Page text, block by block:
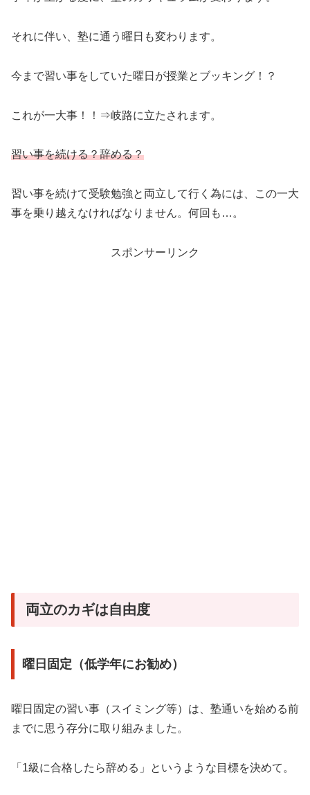
それに伴い、塾に通う曜日も変わります。
今まで習い事をしていた曜日が授業とブッキング！？
これが一大事！！⇒岐路に立たされます。
習い事を続ける？辞める？
習い事を続けて受験勉強と両立して行く為には、この一大
事を乗り越えなければなりません。何回も…。
スポンサーリンク
両立のカギは自由度
曜日固定（低学年にお勧め）
曜日固定の習い事（スイミング等）は、塾通いを始める前
までに思う存分に取り組みました。
「1級に合格したら辞める」というような目標を決めて。